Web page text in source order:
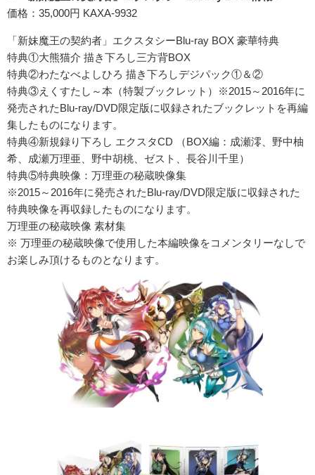
価格：35,000円 KAXA-9932
「新妹魔王の契約者」エクスタシーBlu-ray BOX 豪華特典
特典①大熊猫介 描き下ろし三方背BOX
特典②わたなべよしひろ 描き下ろしデジパック①＆②
特典③えくすたし～本（特製ブックレット）※2015～2016年に
発売されたBlu-ray/DVD限定版に収録されたブックレットを再編
集したものになります。
特典④新規録り下ろし エクスタCD （BOX編：成瀬澪、野中柚
希、成瀬万理亜、野中胡桃、ゼスト、長谷川千里）
特典⑤特典映像：万理亜の秘蔵映像集
※2015～2016年に発売されたBlu-ray/DVD限定版に収録された
特典映像を再収録したものになります。
万理亜の秘蔵映像 素材集
※ 万理亜の秘蔵映像で使用した本編映像をコメンタリーなしで
お楽しみ頂けるものとなります。